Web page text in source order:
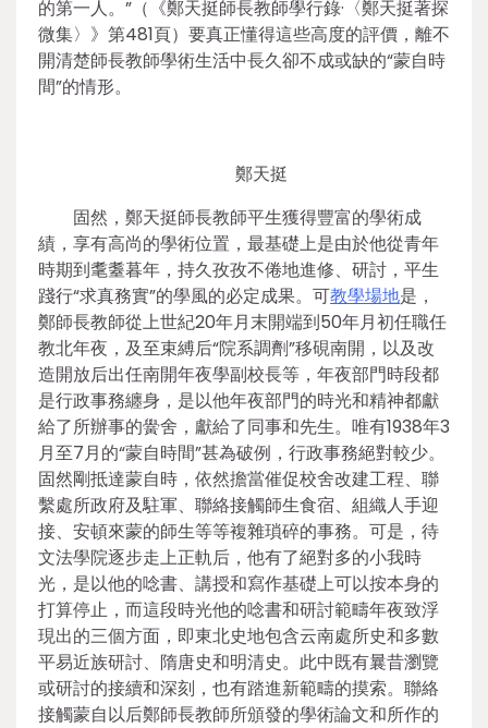
的第一人。”（《鄭天挺師長教師學行錄·〈鄭天挺著探
微集〉》第481頁）要真正懂得這些高度的評價，離不
開清楚師長教師學術生活中長久卻不成或缺的“蒙自時
間”的情形。
鄭天挺
固然，鄭天挺師長教師平生獲得豐富的學術成
績，享有高尚的學術位置，最基礎上是由於他從青年
時期到耄耋暮年，持久孜孜不倦地進修、研討，平生
踐行“求真務實”的學風的必定成果。可教學場地是，
鄭師長教師從上世紀20年月末開端到50年月初任職任
教北年夜，及至束縛后“院系調劑”移硯南開，以及改
造開放后出任南開年夜學副校長等，年夜部門時段都
是行政事務纏身，是以他年夜部門的時光和精神都獻
給了所辦事的黌舍，獻給了同事和先生。唯有1938年3
月至7月的“蒙自時間”甚為破例，行政事務絕對較少。
固然剛抵達蒙自時，依然擔當催促校舍改建工程、聯
繫處所政府及駐軍、聯絡接觸師生食宿、組織人手迎
接、安頓來蒙的師生等等複雜瑣碎的事務。可是，待
文法學院逐步走上正軌后，他有了絕對多的小我時
光，是以他的唸書、講授和寫作基礎上可以按本身的
打算停止，而這段時光他的唸書和研討範疇年夜致浮
現出的三個方面，即東北史地包含云南處所史和多數
平易近族研討、隋唐史和明清史。此中既有曩昔瀏覽
或研討的接續和深刻，也有踏進新範疇的摸索。聯絡
接觸蒙自以后鄭師長教師所頒發的學術論文和所作的